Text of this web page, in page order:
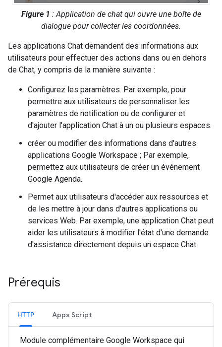
Figure 1 : Application de chat qui ouvre une boîte de
dialogue pour collecter les coordonnées.
Les applications Chat demandent des informations aux
utilisateurs pour effectuer des actions dans ou en dehors
de Chat, y compris de la manière suivante :
Configurez les paramètres. Par exemple, pour
permettre aux utilisateurs de personnaliser les
paramètres de notification ou de configurer et
d'ajouter l'application Chat à un ou plusieurs espaces.
créer ou modifier des informations dans d'autres
applications Google Workspace ; Par exemple,
permettez aux utilisateurs de créer un événement
Google Agenda.
Permet aux utilisateurs d'accéder aux ressources et
de les mettre à jour dans d'autres applications ou
services Web. Par exemple, une application Chat peut
aider les utilisateurs à modifier l'état d'une demande
d'assistance directement depuis un espace Chat.
Prérequis
HTTP Apps Script
Module complémentaire Google Workspace qui